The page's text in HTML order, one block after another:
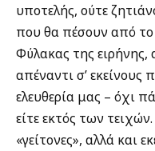
υποτελής, ούτε
που θα πέσουν από
Φύλακας της ειρήνης,
απέναντι σ’ εκείνους
ελευθερία μας – όχι
είτε εκτός των
«γείτονες», αλλά και